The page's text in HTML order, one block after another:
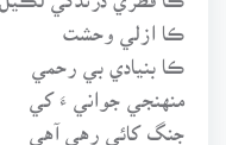
ڪا ازلي وحشت
ڪا بنيادي بي رحمي
منهنجي جواني ءَ کي
جنگ کائي رهي آهي